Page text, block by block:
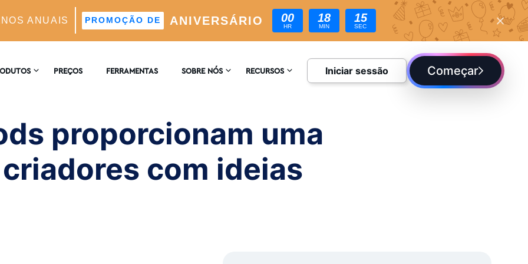
ANUAIS ANIVERSÁRIO
PROMOÇÃO DE 00
HR
18
MIN
13
SEC
Suportado Por IA
Análises
Ideais Suportada Por IA
PREÇOS FERRAMENTAS SOBRE NÓS
COMENTÁRIOS
RECURSOS
BLOGUE
Iniciar sessão Começar
proporcionam uma
com ideias